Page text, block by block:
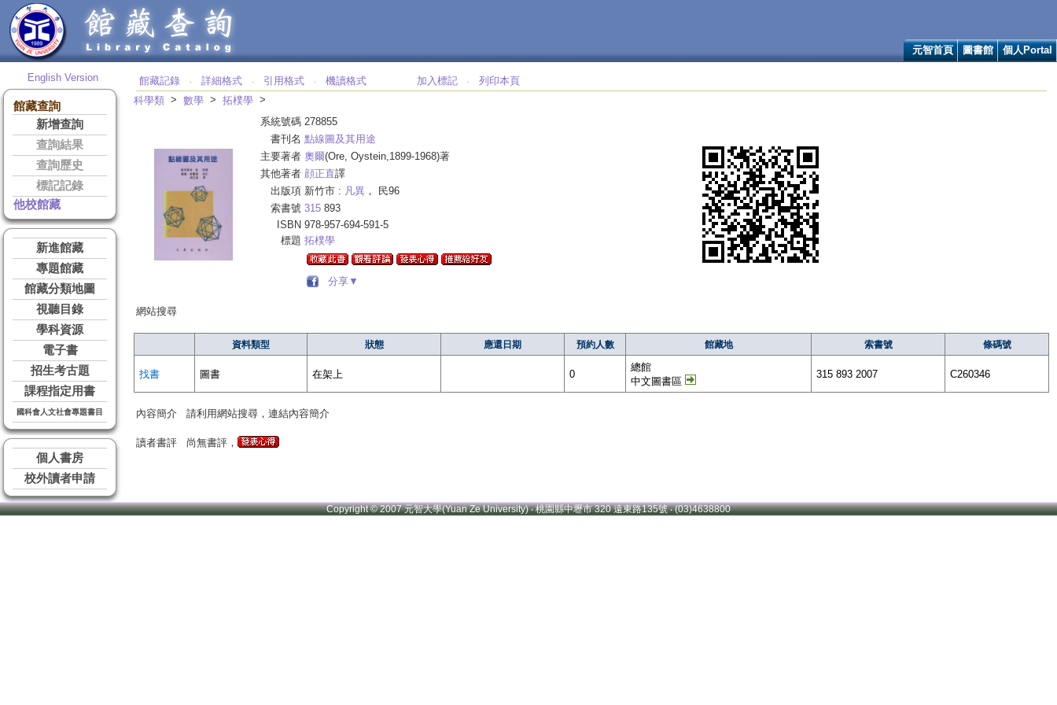
元智首頁 圖書館 個人Portal
English Version
館藏查詢
新增查詢
查詢結果
查詢歷史
標記記錄
他校館藏
新進館藏
專題館藏
館藏分類地圖
視聽目錄
學科資源
電子書
招生考古題
課程指定用書
國科會人文社會專題書目
個人書房
校外讀者申請
館藏記錄 ‧ 詳細格式 ‧ 引用格式 ‧ 機讀格式 加入標記 ‧
列印本頁
科學類 > 數學 > 拓樸學 >
系統號碼 278855
書刊名 點線圖及其用途
主要著者 奧爾(Ore, Oystein,1899-1968)著
其他著者 顔正直譯
出版項 新竹市 : 凡異 ， 民96
索書號 315 893
ISBN 978-957-694-591-5
標題 拓樸學
分享▼
網站搜尋
資料類型 狀態 應還日期 預約人數 館藏地 索書號 條碼號
找書 圖書 在架上 0
總館
中文圖書區
315 893 2007 C260346
內容簡介 請利用網站搜尋，連結內容簡介
讀者書評 尚無書評，
Copyright © 2007 元智大學(Yuan Ze University) ‧ 桃園縣中壢市 320 遠東路135號 ‧ (03)4638800